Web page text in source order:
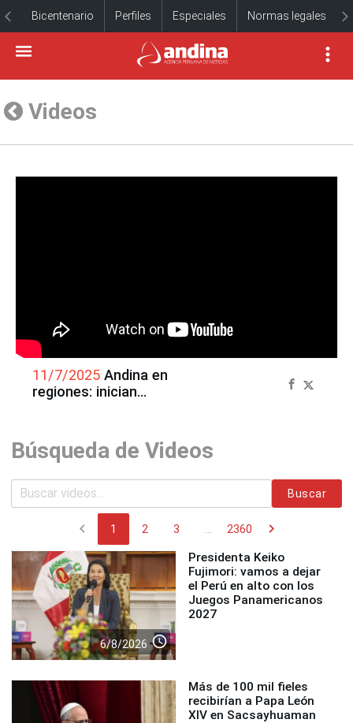
Bicentenario Perfiles Especiales Normas legales
Videos
11/7/2025 Andina en
regiones: inician
Búsqueda de Videos
Buscar
chevron_left 1 2 3 2360 chevron_right
6/8/2026 access_time
Presidenta Keiko
Fujimori: vamos a dejar
el Perú en alto con los
Juegos Panamericanos
2027
Más de 100 mil fieles
recibirían a Papa León
XIV en Sacsayhuaman